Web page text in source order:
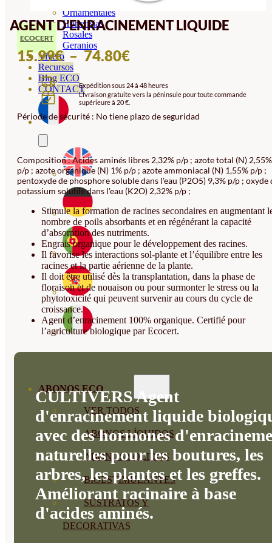
Ornamentales
Hortensias
Rosales
Geranios
Vivero
Recursos
Blog ECO
CONTACT
ABONOS ECO
VER TODOS
ABONOS LÍQUIDOS
ABONOS SOLIDOS
BIOESTIMULANTES
SUSTRATOS Y
DECORATIVAS
AGENT D’ENRACINEMENT LIQUIDE
ECOCERT
15.99€–74.80€PLAGE
PRIX :
15.99€
À
Expédition sous 24 à 48 heures
Livraison gratuite vers la péninsule pour toute commande
supérieure à 20 €.
Période de sécurité : No tiene plazo de seguridad
Composition : Acides aminés libres 2,32% p/p ; azote total (N) 2,55%
p/p ; azote organique (N) 1% p/p ; azote ammoniacal (N) 1,55% p/p ;
pentoxyde de phosphore soluble dans l'eau (P2O5) 9,3% p/p ; oxyde
potassium soluble dans l'eau (K2O) 2,32% p/p ;
Stimule la formation de racines secondaires en augmentant
nombre de poils absorbants et en régénérant la capacité
d’absorption des nutriments.
Engrais organique pour le développement des racines.
Il favorise les interactions sol-plante et l’équilibre entre les
racines et la partie aérienne de la plante.
Il doit être utilisé dès la transplantation, dans la phase de
floraison et de nouaison ou pour surmonter le stress ou la
phytotoxicité qui peuvent survenir au cours du cycle de
croissance.
Agent d’enracinement 100% organique. Certifié pour
l’agriculture biologique par Ecocert.
CULTIVERS Agent
d'enracinement liquide
avec des hormones
naturelles pour les boutures, les
arbres, les plantes et les greffes.
Améliorant racinaire à base
d'acides aminés.